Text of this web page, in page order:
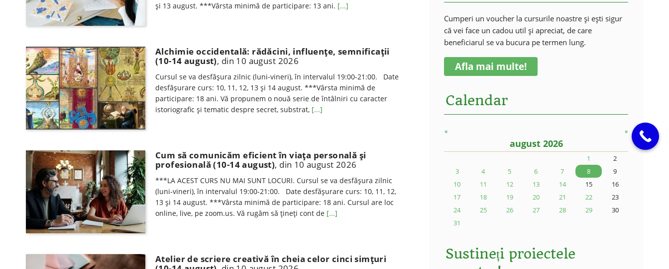
şi 13 august. ***Vârsta minimă de participare: 13 ani. [...]
Alchimie occidentală: rădăcini, influenţe, semnificaţii
(10-14 august), din 10 august 2026
Cursul se va desfăşura zilnic (luni-vineri), în intervalul 19:00-21:00. Date
desfăşurare curs: 10, 11, 12, 13 şi 14 august. ***Vârsta minimă de
participare: 18 ani. Vă propunem o nouă serie de întâlniri cu caracter
istoriografic și tematic despre secret, substrat, [...]
Cum să comunicăm eficient în viaţa personală şi
profesională (10-14 august), din 10 august 2026
***LA ACEST CURS NU MAI SUNT LOCURI. Cursul se va desfăşura zilnic
(luni-vineri), în intervalul 19:00-21:00. Date desfăşurare curs: 10, 11, 12,
13 și 14 august. ***Vârsta minimă de participare: 18 ani. Cursul are loc
online, live, pe zoom.us. Vă rugăm să ţineţi cont de [...]
Atelier de scriere creativă în cheia celor cinci simţuri
Cumperi un voucher la cursurile noastre și ești sigur
că vei face un cadou util și apreciat, de care
beneficiarul se va bucura pe termen lung.
Afla mai multe!
Calendar
« »
august 2026
1
2
3
4 5 6 7 8
9
10
11 12 13 14 15
16
17
18 19 20 21 22
23
24
25 26 27 28 29
30
31
Sustineți proiectele